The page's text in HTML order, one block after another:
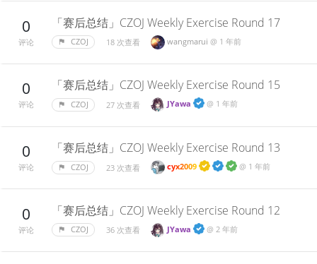
0
评论
「赛后总结」CZOJ Weekly Exercise Round 17
CZOJ 18 次查看 wangmarui @ 1 年前
0
评论
「赛后总结」CZOJ Weekly Exercise Round 15
CZOJ 27 次查看 JYawa @ 1 年前
0
评论
「赛后总结」CZOJ Weekly Exercise Round 13
CZOJ 23 次查看 cyx2009 @ 1 年前
0
评论
「赛后总结」CZOJ Weekly Exercise Round 12
CZOJ 36 次查看 JYawa @ 2 年前